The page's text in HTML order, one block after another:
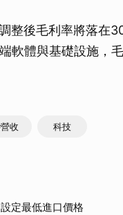
整後毛利率將落在
軟體與基礎設施，
收 科技
定最低進口價格